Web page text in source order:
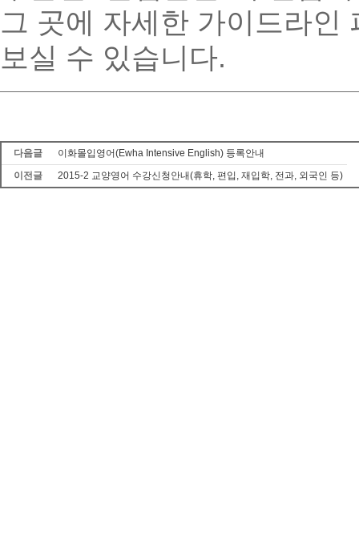
그 곳에 자세한 가이드라인
보실 수 있습니다.
다음글
이화몰입영어(Ewha Intensive English) 등록안내
이전글
2015-2 교양영어 수강신청안내(휴학, 편입, 재입학, 전과, 외국인 등)